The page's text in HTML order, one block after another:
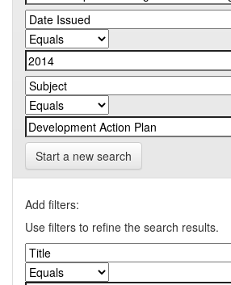
Start a new search
Add filters:
Use filters to refine the search results.